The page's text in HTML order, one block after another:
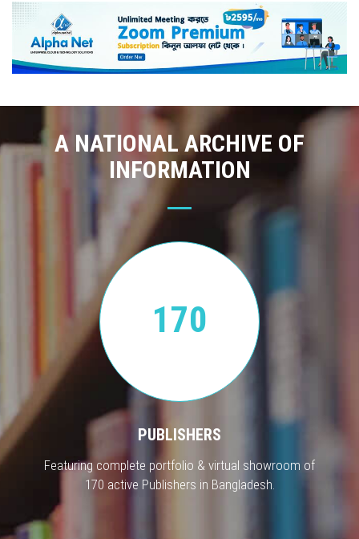
A NATIONAL ARCHIVE OF
INFORMATION
170
PUBLISHERS
Featuring complete portfolio & virtual showroom of
170 active Publishers in Bangladesh.